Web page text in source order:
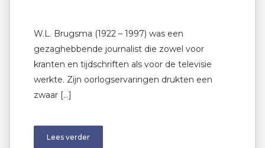
W.L. Brugsma (1922 – 1997) was een
gezaghebbende journalist die zowel voor
kranten en tijdschriften als voor de televisie
werkte. Zijn oorlogservaringen drukten een
zwaar […]
Lees verder